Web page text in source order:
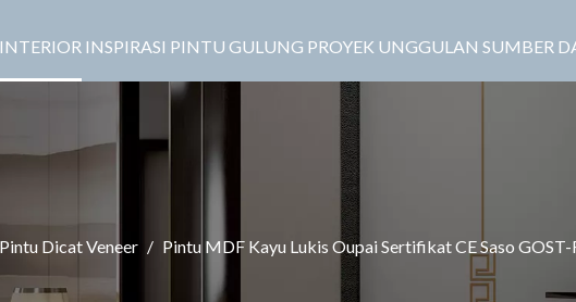
INSPIRASI PINTU GULUNG PROYEK UNGGULAN SUMBER
Pintu Dicat Veneer / Pintu MDF Kayu Lukis Oupai Sertifikat CE Saso GOST-